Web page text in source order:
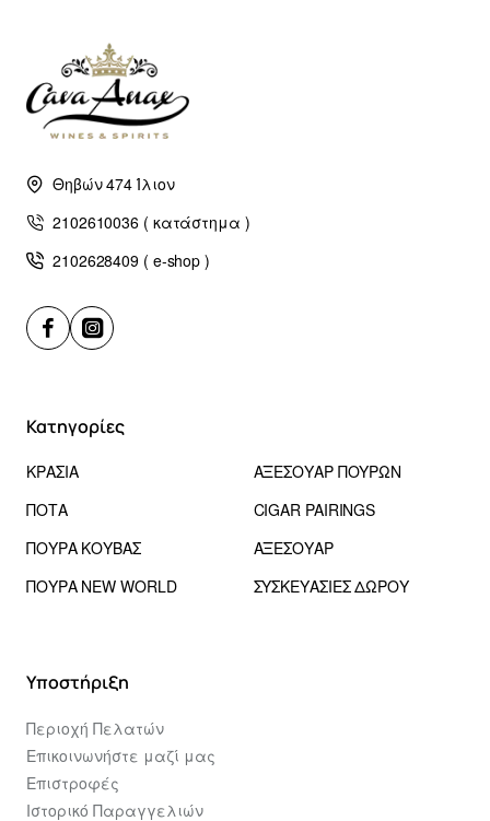
Θηβών 474 Ίλιον
2102610036 ( κατάστημα )
2102628409 ( e-shop )
Κατηγορίες
ΚΡΑΣΙΑ
ΠΟΤΑ
ΠΟΥΡΑ ΚΟΥΒΑΣ
ΠΟΥΡΑ NEW WORLD
ΑΞΕΣΟΥΑΡ ΠΟΥΡΩΝ
CIGAR PAIRINGS
ΑΞΕΣΟΥΑΡ
ΣΥΣΚΕΥΑΣΙΕΣ ΔΩΡΟΥ
Υποστήριξη
Περιοχή Πελατών
Επικοινωνήστε μαζί μας
Επιστροφές
Ιστορικό Παραγγελιών